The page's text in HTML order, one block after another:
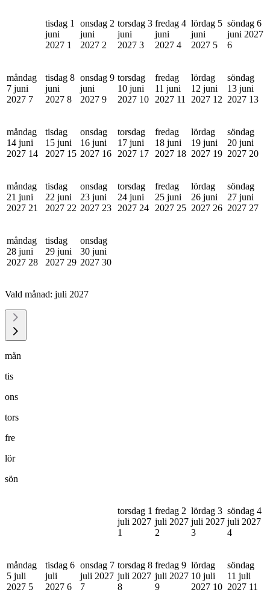
tisdag 1
juni
2027 1
onsdag 2
juni
2027 2
torsdag 3
juni
2027 3
fredag 4
juni
2027 4
lördag 5
juni
2027 5
söndag 6
juni 2027
6
måndag
7 juni
2027 7
tisdag 8
juni
2027 8
onsdag 9
juni
2027 9
torsdag
10 juni
2027 10
fredag
11 juni
2027 11
lördag
12 juni
2027 12
söndag
13 juni
2027 13
måndag
14 juni
2027 14
tisdag
15 juni
2027 15
onsdag
16 juni
2027 16
torsdag
17 juni
2027 17
fredag
18 juni
2027 18
lördag
19 juni
2027 19
söndag
20 juni
2027 20
måndag
21 juni
2027 21
tisdag
22 juni
2027 22
onsdag
23 juni
2027 23
torsdag
24 juni
2027 24
fredag
25 juni
2027 25
lördag
26 juni
2027 26
söndag
27 juni
2027 27
måndag
28 juni
2027 28
tisdag
29 juni
2027 29
onsdag
30 juni
2027 30
Vald månad: juli 2027
mån
tis
ons
tors
fre
lör
sön
torsdag 1
juli 2027
1
fredag 2
juli 2027
2
lördag 3
juli 2027
3
söndag 4
juli 2027
4
måndag
5 juli
2027 5
tisdag 6
juli
2027 6
onsdag 7
juli 2027
7
torsdag 8
juli 2027
8
fredag 9
juli 2027
9
lördag
10 juli
2027 10
söndag
11 juli
2027 11